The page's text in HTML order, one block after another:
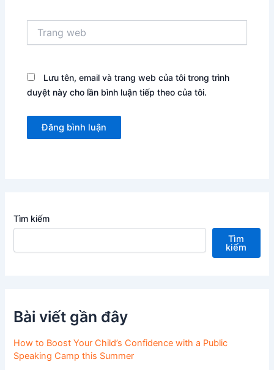
web
Lưu tên, email và trang web của tôi trong trình
duyệt này cho lần bình luận tiếp theo của tôi.
Tìm kiếm
Tìm
kiếm
Bài viết gần đây
How to Boost Your Child’s Confidence with a Public
Speaking Camp this Summer